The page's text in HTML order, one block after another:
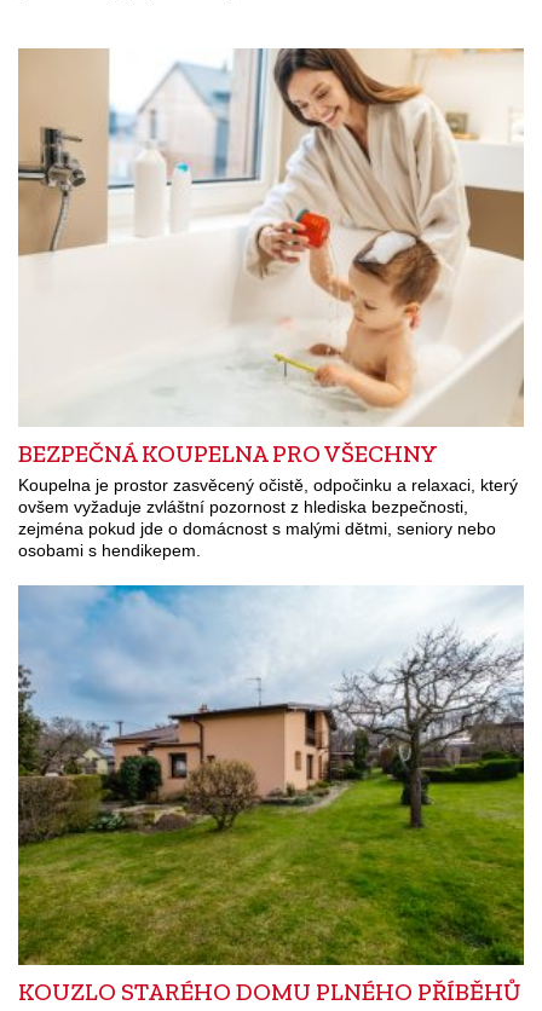
BEZPEČNÁ KOUPELNA PRO VŠECHNY
Koupelna je prostor zasvěcený očistě, odpočinku a relaxaci, který
ovšem vyžaduje zvláštní pozornost z hlediska bezpečnosti,
zejména pokud jde o domácnost s malými dětmi, seniory nebo
osobami s hendikepem.
KOUZLO STARÉHO DOMU PLNÉHO PŘÍBĚHŮ